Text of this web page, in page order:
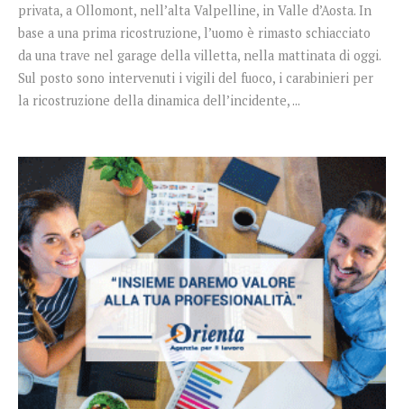
privata, a Ollomont, nell’alta Valpelline, in Valle d’Aosta. In
base a una prima ricostruzione, l’uomo è rimasto schiacciato
da una trave nel garage della villetta, nella mattinata di oggi.
Sul posto sono intervenuti i vigili del fuoco, i carabinieri per
la ricostruzione della dinamica dell’incidente, ...